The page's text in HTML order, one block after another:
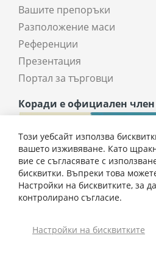
4964,00 € / 9708,74 лв.
Вашите препоръки
Разположение маси
Референции
Презентация
Портал за търговци
Коради е официален
Всички права запазени
Този уебсайт използва
вашето изживяване. Като
вие се съгласявате с
бисквитки. Въпреки това
Настройки на бисквитките, за
контролирано съгласие.
Настройки на бисквитките